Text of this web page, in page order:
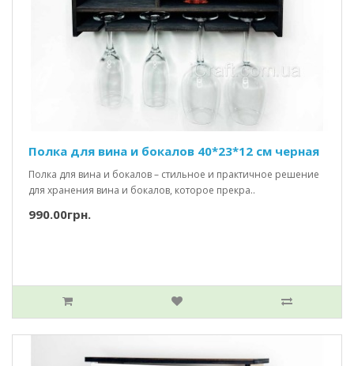
Полка для вина и бокалов 40*23*12 см черная
Полка для вина и бокалов – стильное и практичное решение
для хранения вина и бокалов, которое прекра..
990.00грн.